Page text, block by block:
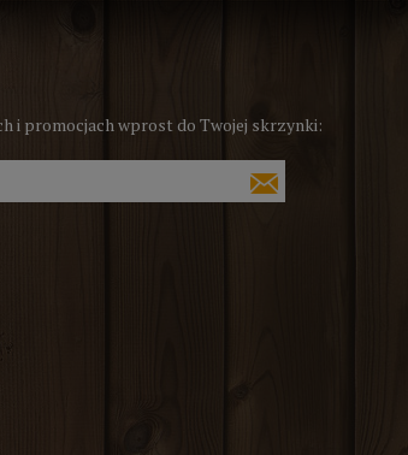
i promocjach wprost do Twojej skrzynki: